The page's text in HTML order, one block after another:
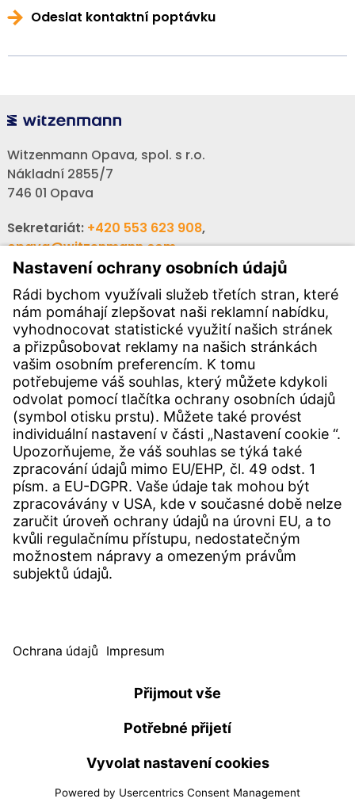
Odeslat kontaktní poptávku
Witzenmann Opava, spol. s r.o.
Nákladní 2855/7
746 01 Opava
Sekretariát: +420 553 623 908,
opava@witzenmann.com
Volná místa:+420 605 990 928
Poptávky:
obchod@witzenmann.com
KONTAKTY
Pobočka
Kontakty
SERVICE
Centrum Download
Uživatelský software
Specifikace poptávky
© WITZENMANN Alle Rechte vorbehalten
Česká republika | CZ
english
Brazílie
português
english
Česká republika
OCHRANA ÙDAIŮ PODMÍNKY POUŽÍVÁNÍ